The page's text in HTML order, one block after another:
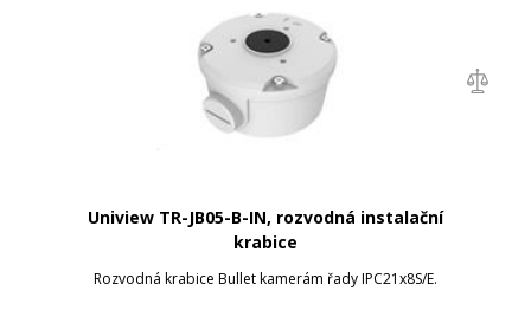
Uniview TR-JB05-B-IN, rozvodná instalační
krabice
Rozvodná krabice Bullet kamerám řady IPC21x8S/E.